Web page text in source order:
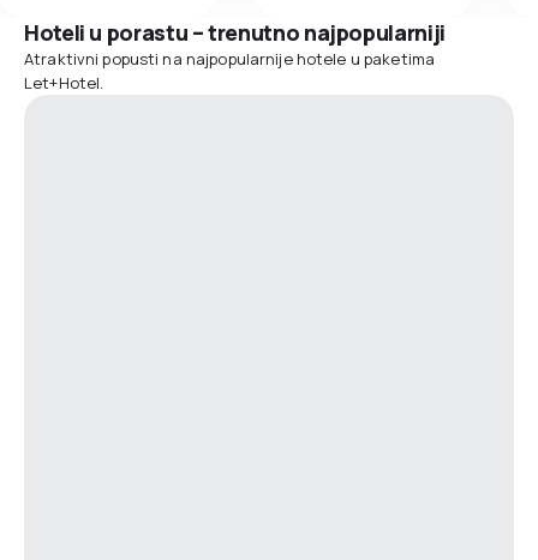
Hoteli u porastu – trenutno najpopularniji
Atraktivni popusti na najpopularnije hotele u paketima
Let+Hotel.